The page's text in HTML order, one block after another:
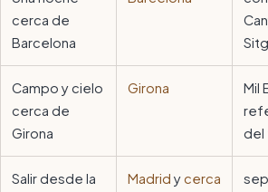
cerca de
Barcelona
Campo y cielo
cerca de
Girona
Girona
Mil
del
Salir desde la
Madrid ycerca